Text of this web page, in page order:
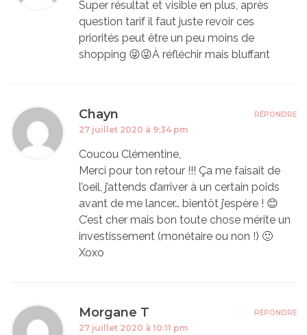
Super résultat et visible en plus, après
question tarif il faut juste revoir ces
priorités peut être un peu moins de
shopping 😜😜À réfléchir mais bluffant
Chayn
27 juillet 2020 à 9:34 pm
Coucou Clémentine,
Merci pour ton retour !!! Ça me faisait de
l’oeil, j’attends d’arriver à un certain poids
avant de me lancer… bientôt j’espère ! 😊
C’est cher mais bon toute chose mérite un
investissement (monétaire ou non !) 🙂
Xoxo
RÉPONDRE
Morgane T
27 juillet 2020 à 10:11 pm
RÉPONDRE